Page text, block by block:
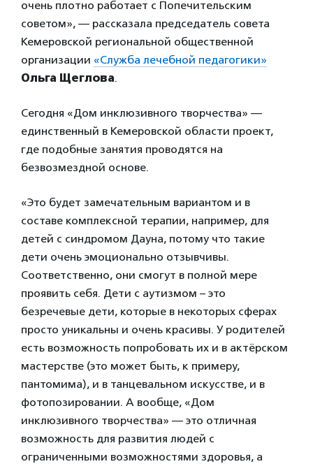
очень плотно работает с Попечительским
советом», — рассказала председатель совета
Кемеровской региональной общественной
организации «Служба лечебной педагогики»
Ольга Щеглова.
Сегодня «Дом инклюзивного творчества» —
единственный в Кемеровской области проект,
где подобные занятия проводятся на
безвозмездной основе.
«Это будет замечательным вариантом и в
составе комплексной терапии, например, для
детей с синдромом Дауна, потому что такие
дети очень эмоционально отзывчивы.
Соответственно, они смогут в полной мере
проявить себя. Дети с аутизмом – это
безречевые дети, которые в некоторых сферах
просто уникальны и очень красивы. У родителей
есть возможность попробовать их и в актёрском
мастерстве (это может быть, к примеру,
пантомима), и в танцевальном искусстве, и в
фотопозировании. А вообще, «Дом
инклюзивного творчества» — это отличная
возможность для развития людей с
ограниченными возможностями здоровья, а